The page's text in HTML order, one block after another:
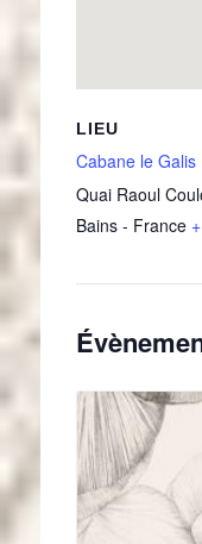
LIEU
Cabane le Galis
Quai Raoul
Bains - France